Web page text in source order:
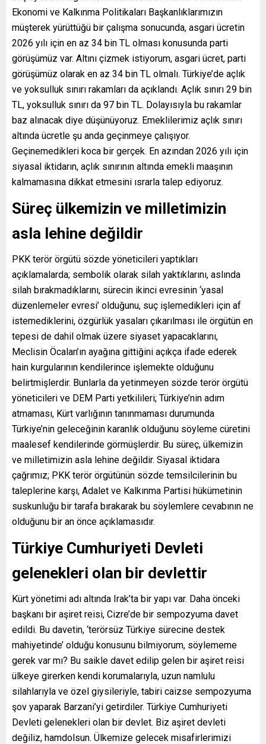
Ekonomi ve Kalkınma Politikaları Başkanlıklarımızın
müşterek yürüttüğü bir çalışma sonucunda, asgari ücretin
2026 yılı için en az 34 bin TL olması konusunda parti
görüşümüz var. Altını çizmek istiyorum, asgari ücret, parti
görüşümüz olarak en az 34 bin TL olmalı. Türkiye’de açlık
ve yoksulluk sınırı rakamları da açıklandı. Açlık sınırı 29 bin
TL, yoksulluk sınırı da 97 bin TL. Dolayısıyla bu rakamlar
baz alınacak diye düşünüyoruz. Emeklilerimiz açlık sınırı
altında ücretle şu anda geçinmeye çalışıyor.
Geçinemedikleri koca bir gerçek. En azından 2026 yılı için
siyasal iktidarın, açlık sınırının altında emekli maaşının
kalmamasına dikkat etmesini ısrarla talep ediyoruz.
Süreç ülkemizin ve milletimizin
asla lehine değildir
PKK terör örgütü sözde yöneticileri yaptıkları
açıklamalarda; sembolik olarak silah yaktıklarını, aslında
silah bırakmadıklarını, sürecin ikinci evresinin ‘yasal
düzenlemeler evresi’ olduğunu, suç işlemedikleri için af
istemediklerini, özgürlük yasaları çıkarılması ile örgütün en
tepesi de dahil olmak üzere siyaset yapacaklarını,
Meclisin Öcalan’ın ayağına gittiğini açıkça ifade ederek
hain kurgularının kendilerince işlemekte olduğunu
belirtmişlerdir. Bunlarla da yetinmeyen sözde terör örgütü
yöneticileri ve DEM Parti yetkilileri; Türkiye’nin adım
atmaması, Kürt varlığının tanınmaması durumunda
Türkiye’nin geleceğinin karanlık olduğunu söyleme cüretini
maalesef kendilerinde görmüşlerdir. Bu süreç, ülkemizin
ve milletimizin asla lehine değildir. Siyasal iktidara
çağrımız; PKK terör örgütünün sözde temsilcilerinin bu
taleplerine karşı, Adalet ve Kalkınma Partisi hükümetinin
suskunluğu bir tarafa bırakarak bu söylemlere cevabının ne
olduğunu bir an önce açıklamasıdır.
Türkiye Cumhuriyeti Devleti
gelenekleri olan bir devlettir
Kürt yönetimi adı altında Irak’ta bir yapı var. Daha önceki
başkanı bir aşiret reisi, Cizre’de bir sempozyuma davet
edildi. Bu davetin, ‘terörsüz Türkiye sürecine destek
mahiyetinde’ olduğu konusunu bilmiyorum, söylememe
gerek var mı? Bu saikle davet edilip gelen bir aşiret reisi
ülkeye girerken kendi korumalarıyla, uzun namlulu
silahlarıyla ve özel giysileriyle, tabiri caizse sempozyuma
şov yaparak Barzani’yi getirdiler. Türkiye Cumhuriyeti
Devleti gelenekleri olan bir devlet. Biz aşiret devleti
değiliz, hamdolsun. Ülkemize gelecek misafirlerimizi